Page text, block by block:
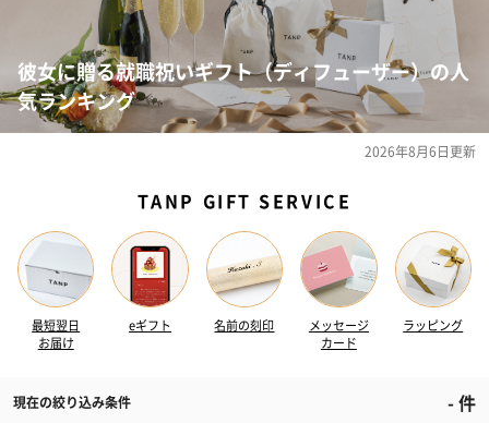
彼女に贈る就職祝いギフト（ディフューザー）の人
気ランキング
2026年8月6日更新
TANP GIFT SERVICE
最短翌日
お届け
eギフト 名前の刻印
メッセージ
カード
ラッピング
現在の絞り込み条件 -件